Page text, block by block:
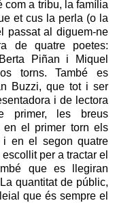
com a tribu, la família
et cus la perla (o la
passat al diguem-ne
de quatre poetes:
Piñan i Miquel
torns. També es
Buzzi, que tot i ser
i de lectora
primer, les breus
en el primer torn els
i en el segon quatre
per a tractar el
que es llegiran
quantitat de públic,
que és sempre el